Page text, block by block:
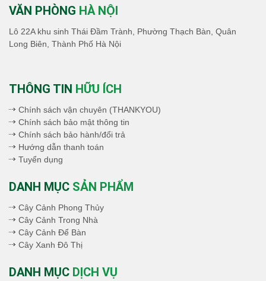
VĂN PHÒNG HÀ NỘI
Lô 22A khu sinh Thái Đầm Trành, Phường Thạch Bàn, Quân
Long Biên, Thành Phố Hà Nội
THÔNG TIN HỮU ÍCH
Chính sách vận chuyên (THANKYOU)
Chính sách bảo mật thông tin
Chính sách bảo hành/đổi trả
Hướng dẫn thanh toán
Tuyển dụng
DANH MỤC SẢN PHẨM
Cây Cảnh Phong Thủy
Cây Cảnh Trong Nhà
Cây Cảnh Để Bàn
Cây Xanh Đô Thị
DANH MỤC DỊCH VỤ